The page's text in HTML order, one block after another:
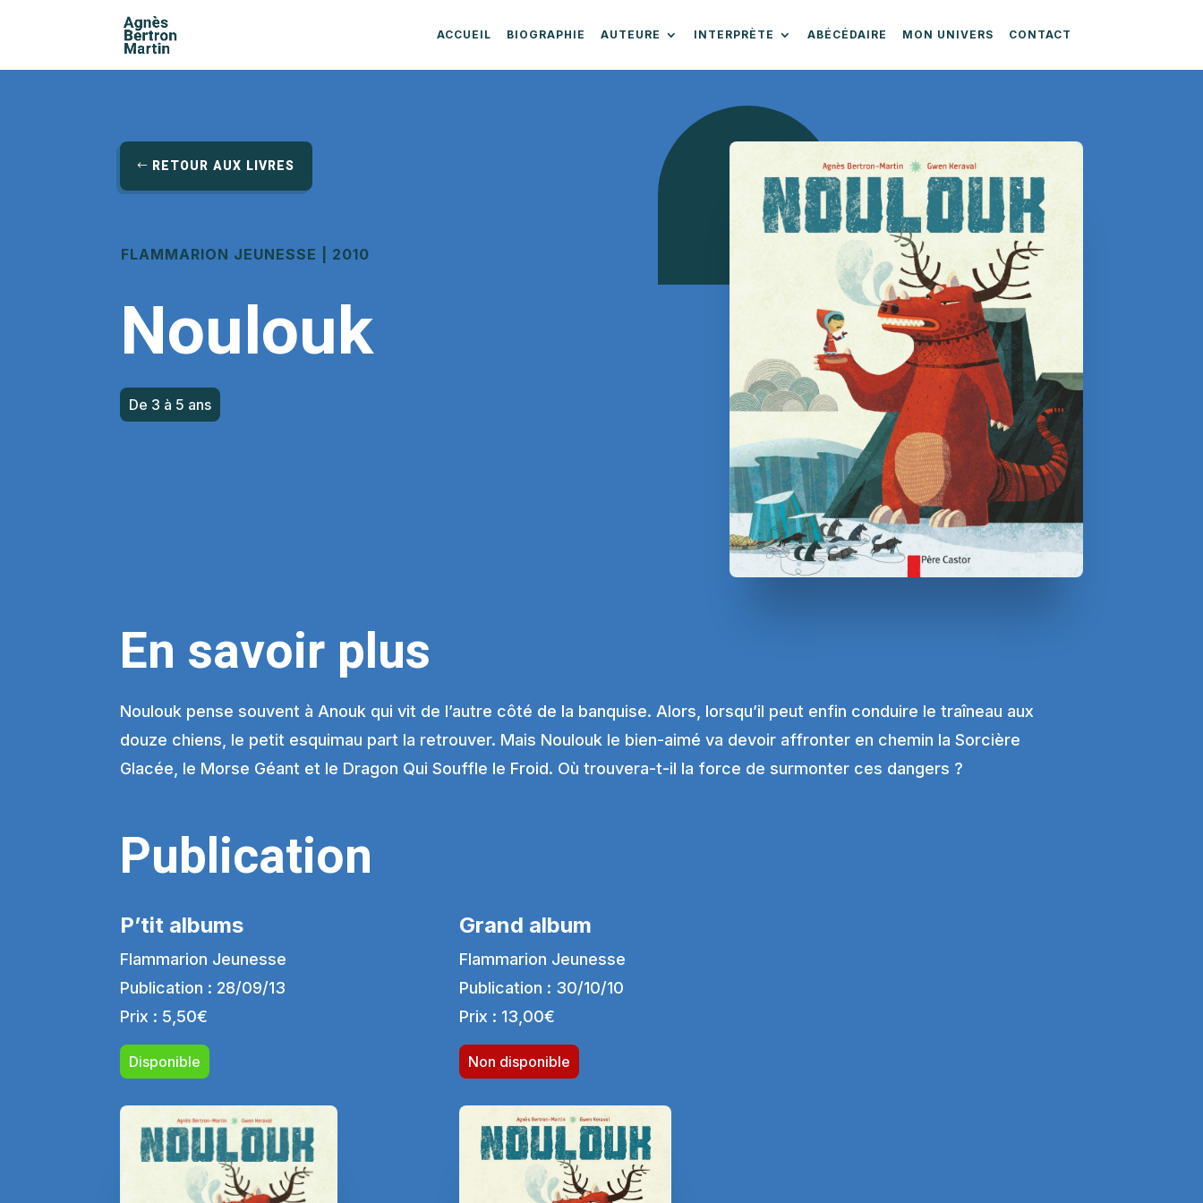
ACCUEIL BIOGRAPHIE AUTEURE INTERPRÈTE ABÉCÉDAIRE MON UNIVERS CONTACT
RETOUR AUX LIVRES
FLAMMARION JEUNESSE | 2010
Noulouk
De 3 à 5 ans
En savoir plus
Noulouk pense souvent à Anouk qui vit de l’autre côté de la banquise. Alors, lorsqu’il peut enfin conduire le traîneau aux
douze chiens, le petit esquimau part la retrouver. Mais Noulouk le bien-aimé va devoir affronter en chemin la Sorcière
Glacée, le Morse Géant et le Dragon Qui Souffle le Froid. Où trouvera-t-il la force de surmonter ces dangers ?
Publication
P’tit albums
Flammarion Jeunesse
Publication : 28/09/13
Prix : 5,50€
Disponible
Grand album
Flammarion Jeunesse
Publication : 30/10/10
Prix : 13,00€
Non disponible